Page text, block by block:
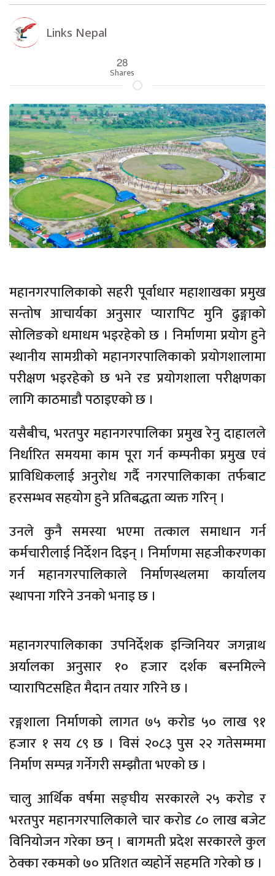
Links Nepal
28
Shares
महानगरपालिकाको सहरी पूर्वाधार महाशाखका प्रमुख
सन्तोष आचार्यका अनुसार प्यारापिट मुनि ढुङ्गाको
सोलिङको धमाधम भइरहेको छ । निर्माणमा प्रयोग हुने
स्थानीय सामग्रीको महानगरपालिकाको प्रयोगशालामा
परीक्षण भइरहेको छ भने रड प्रयोगशाला परीक्षणका
लागि काठमाडौ पठाइएको छ ।
यसैबीच, भरतपुर महानगरपालिका प्रमुख रेनु दाहालले
निर्धारित समयमा काम पूरा गर्न कम्पनीका प्रमुख एवं
प्राविधिकलाई अनुरोध गर्दै नगरपालिकाका तर्फबाट
हरसम्भव सहयोग हुने प्रतिबद्धता व्यक्त गरिन् ।
उनले कुनै समस्या भएमा तत्काल समाधान गर्न
कर्मचारीलाई निर्देशन दिइन् । निर्माणमा सहजीकरणका
गर्न महानगरपालिकाले निर्माणस्थलमा कार्यालय
स्थापना गरिने उनको भनाइ छ ।
महानगरपालिकाका उपनिर्देशक इन्जिनियर जगन्नाथ
अर्यालका अनुसार १० हजार दर्शक बस्नमिल्ने
प्यारापिटसहित मैदान तयार गरिने छ ।
रङ्गशाला निर्माणको लागत ७५ करोड ५० लाख ९१
हजार १ सय ८९ छ । विसं २०८३ पुस २२ गतेसम्ममा
निर्माण सम्पन्न गर्नेगरी सम्झौता भएको छ ।
चालु आर्थिक वर्षमा सङ्घीय सरकारले २५ करोड र
भरतपुर महानगरपालिकाले चार करोड ८० लाख बजेट
विनियोजन गरेका छन् । बागमती प्रदेश सरकारले कुल
ठेक्का रकमको ७० प्रतिशत व्यहोर्ने सहमति गरेको छ ।